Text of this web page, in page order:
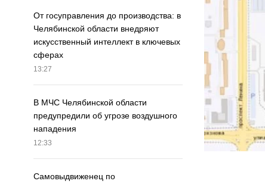
От госуправления до производства: в
Челябинской области внедряют
искусственный интеллект в ключевых
сферах
13:27
В МЧС Челябинской области
предупредили об угрозе воздушного
нападения
12:33
Самовыдвиженец по